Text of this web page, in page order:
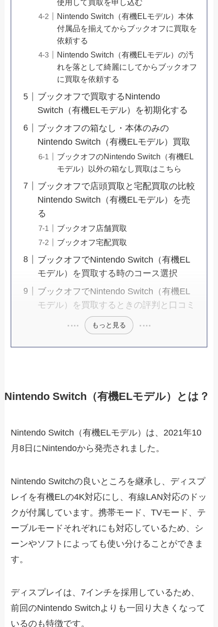
使用して買取を申し込む
Nintendo Switch（有機ELモデル）本体
付属品を揃えてからブックオフに買取を
依頼する
Nintendo Switch（有機ELモデル）の汚
れを落として綺麗にしてからブックオフ
に買取を依頼する
ブックオフで買取するNintendo
Switch（有機ELモデル）を初期化する
ブックオフの箱なし・本体のみの
Nintendo Switch（有機ELモデル）買取
ブックオフのNintendo Switch（有機EL
モデル）以外の箱なし買取はこちら
ブックオフで店頭買取と宅配買取の比較
Nintendo Switch（有機ELモデル）を売
る
ブックオフ店舗買取
ブックオフ宅配買取
ブックオフでNintendo Switch（有機EL
モデル）を買取する時のコース選択
ブックオフでNintendo Switch（有機EL
モデル）を買取するときの評判と口コミ
もっと見る
Nintendo Switch（有機ELモデル）とは？
Nintendo Switch（有機ELモデル）は、2021年10
月8日にNintendoから発売されました。
Nintendo Switchの良いところを継承し、ディスプ
レイを有機ELの4K対応にし、有線LAN対応のドッ
クが付属しています。携帯モード、TVモード、テ
ーブルモードそれぞれにも対応しているため、シ
ーンやソフトによっても使い分けることができま
す。
ディスプレイは、7インチを採用しているため、
前回のNintendo Switchよりも一回り大きくなって
いるのも特徴です。